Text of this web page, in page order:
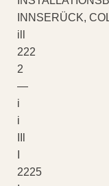
INNSERÜCK,
ill
222
2
—
i
i
2225